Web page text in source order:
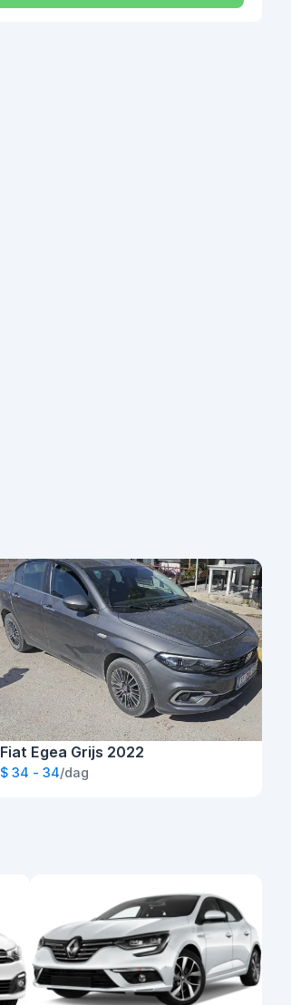
Fiat Egea Grijs 2022
$ 34 - 34/dag